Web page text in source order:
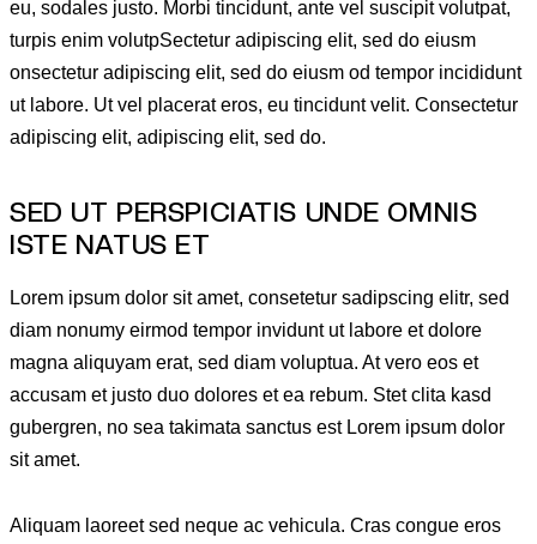
eu, sodales justo. Morbi tincidunt, ante vel suscipit volutpat,
turpis enim volutpSectetur adipiscing elit, sed do eiusm
onsectetur adipiscing elit, sed do eiusm od tempor incididunt
ut labore. Ut vel placerat eros, eu tincidunt velit. Consectetur
adipiscing elit, adipiscing elit, sed do.
SED UT PERSPICIATIS UNDE OMNIS
ISTE NATUS ET
Lorem ipsum dolor sit amet, consetetur sadipscing elitr, sed
diam nonumy eirmod tempor invidunt ut labore et dolore
magna aliquyam erat, sed diam voluptua. At vero eos et
accusam et justo duo dolores et ea rebum. Stet clita kasd
gubergren, no sea takimata sanctus est Lorem ipsum dolor
sit amet.
Aliquam laoreet sed neque ac vehicula. Cras congue eros